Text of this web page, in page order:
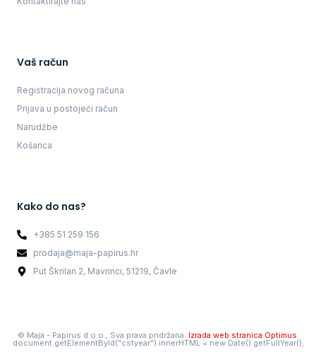
Vaš račun
Registracija novog računa
Prijava u postojeći račun
Narudžbe
Košarica
Kako do nas?
+385 51 259 156
prodaja@maja-papirus.hr
Put Škrilan 2, Mavrinci, 51219, Čavle
© Maja - Papirus d.o.o., Sva prava pridržana. Izrada web stranica Optimus.
document.getElementById("cstyear").innerHTML = new Date().getFullYear();